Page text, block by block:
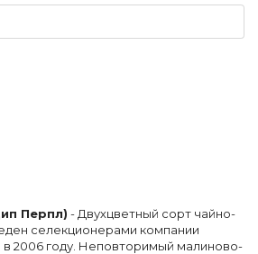
Перпл) - Двухцветный сорт чайно-
селекционерами компании
2006 году. Неповторимый малиново-